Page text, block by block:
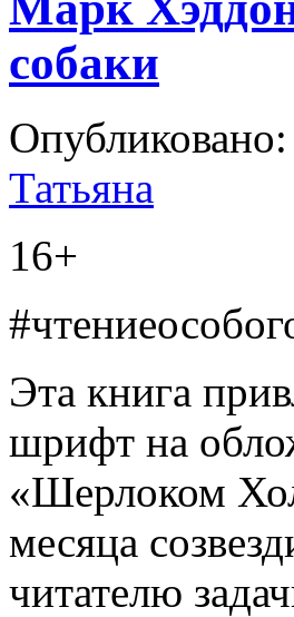
собаки
Опубликовано:
Татьяна
16+
#ч
Эта книга
шрифт на
«Шерлоком
месяца
читателю